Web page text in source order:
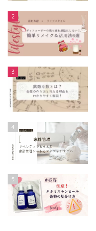
2
3
4
5